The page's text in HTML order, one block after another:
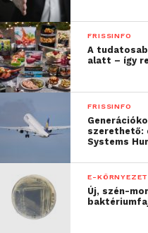
FRISSINFO
A
alatt – így
FRISSINFO
szerethető:
Systems
E-
Új, szén-